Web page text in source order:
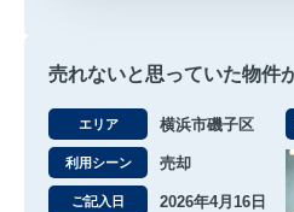
売れないと思っていた物件
エリア 横浜市磯子区
利用シーン 売却
ご記入日 2026年4月16日